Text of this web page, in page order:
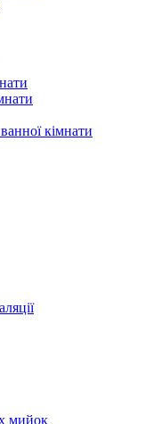
кімнати
мийок